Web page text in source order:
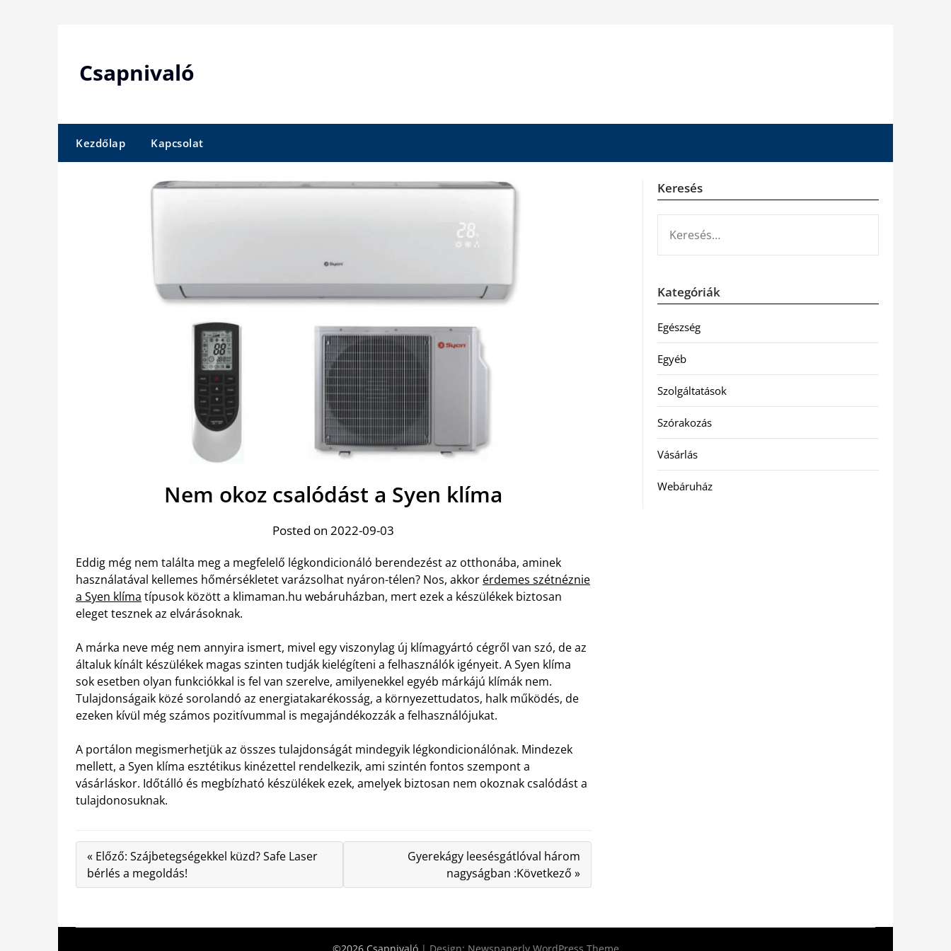
Csapnivaló
Kezdőlap Kapcsolat
Nem okoz csalódást a Syen klíma
Posted on 2022-09-03
Eddig még nem találta meg a megfelelő légkondicionáló berendezést az otthonába, aminek
használatával kellemes hőmérsékletet varázsolhat nyáron-télen? Nos, akkor érdemes szétnéznie
a Syen klíma típusok között a klimaman.hu webáruházban, mert ezek a készülékek biztosan
eleget tesznek az elvárásoknak.
A márka neve még nem annyira ismert, mivel egy viszonylag új klímagyártó cégről van szó, de az
általuk kínált készülékek magas szinten tudják kielégíteni a felhasználók igényeit. A Syen klíma
sok esetben olyan funkciókkal is fel van szerelve, amilyenekkel egyéb márkájú klímák nem.
Tulajdonságaik közé sorolandó az energiatakarékosság, a környezettudatos, halk működés, de
ezeken kívül még számos pozitívummal is megajándékozzák a felhasználójukat.
A portálon megismerhetjük az összes tulajdonságát mindegyik légkondicionálónak. Mindezek
mellett, a Syen klíma esztétikus kinézettel rendelkezik, ami szintén fontos szempont a
vásárláskor. Időtálló és megbízható készülékek ezek, amelyek biztosan nem okoznak csalódást a
tulajdonosuknak.
« Előző: Szájbetegségekkel küzd? Safe Laser
bérlés a megoldás!
Gyerekágy leesésgátlóval három
nagyságban :Következő »
Keresés
Kategóriák
Egészség
Egyéb
Szolgáltatások
Szórakozás
Vásárlás
Webáruház